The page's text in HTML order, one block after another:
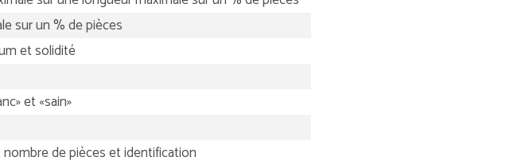
sur un % de pièces
et solidité
et «sain»
de pièces et identification